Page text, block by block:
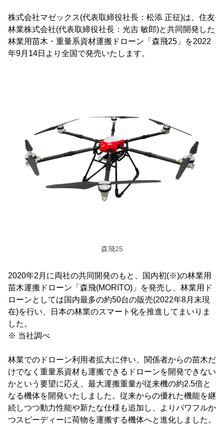
株式会社マゼックス(代表取締役社長：松添 正征)は、住友
林業株式会社(代表取締役社長：光吉 敏郎)と共同開発した
林業用苗木・重量系資材運搬ドローン「森飛25」を2022
年9月14日より全国で発売いたします。
森飛25
2020年2月に両社の共同開発のもと、国内初(※)の林業用
苗木運搬ドローン「森飛(MORITO)」を発売し、林業用ド
ローンとしては国内最多の約50台の販売(2022年8月末現
在)を行い、日本の林業のスマート化を推進してまいりま
した。
※ 当社調べ
林業でのドローン利用者拡大に伴い、関係者からの苗木だ
けでなく重量系資材も運搬できるドローンを開発できない
かという要望に応え、最大運搬重量が従来機の約2.5倍と
なる機体を開発いたしました。従来からの優れた機能を継
続しつつ動力性能や新たな仕様も追加し、よりパワフルか
つスピーディーに荷物を運搬する機体へと進化しました。